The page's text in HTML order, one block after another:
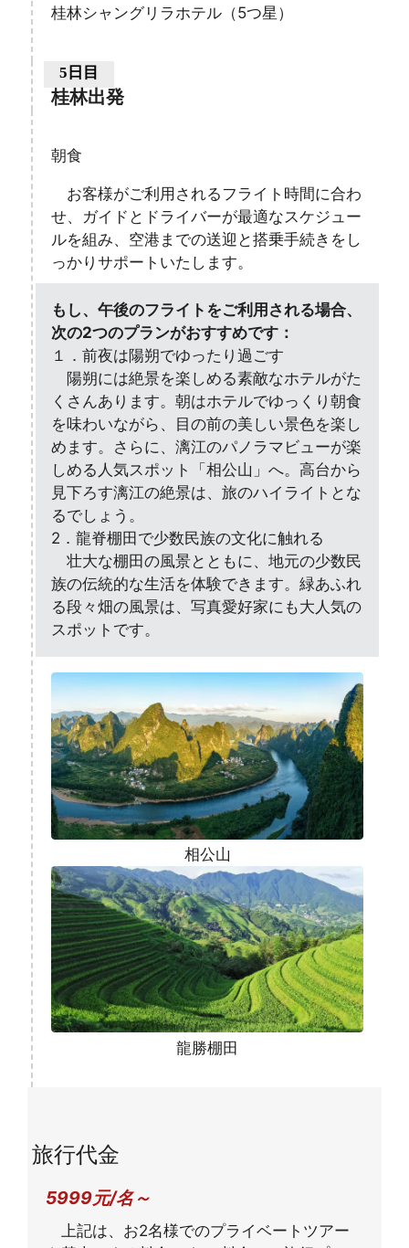
桂林シャングリラホテル（5つ星）
5日目
桂林出発
朝食
お客様がご利用されるフライト時間に合わ
せ、ガイドとドライバーが最適なスケジュー
ルを組み、空港までの送迎と搭乗手続きをし
っかりサポートいたします。
もし、午後のフライトをご利用される場合、
次の2つのプランがおすすめです：
１．前夜は陽朔でゆったり過ごす
陽朔には絶景を楽しめる素敵なホテルがた
くさんあります。朝はホテルでゆっくり朝食
を味わいながら、目の前の美しい景色を楽し
めます。さらに、漓江のパノラマビューが楽
しめる人気スポット「相公山」へ。高台から
見下ろす漓江の絶景は、旅のハイライトとな
るでしょう。
2．龍脊棚田で少数民族の文化に触れる
壮大な棚田の風景とともに、地元の少数民
族の伝統的な生活を体験できます。緑あふれ
る段々畑の風景は、写真愛好家にも大人気の
スポットです。
相公山
龍勝棚田
旅行代金
5999元/名～
上記は、お2名様でのプライベートツアー